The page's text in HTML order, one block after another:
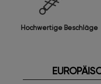
Hochwertige Beschläge